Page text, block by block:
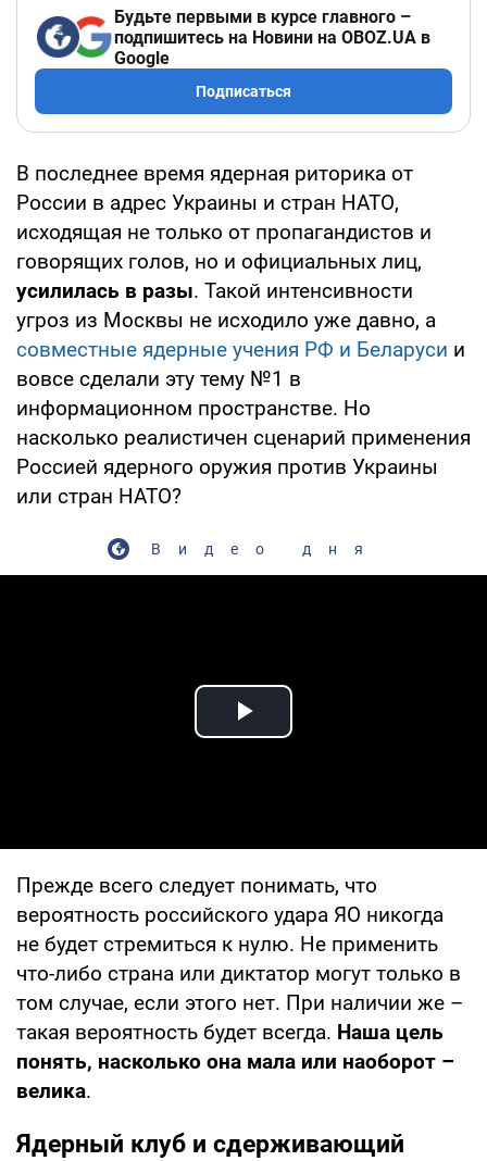
Будьте первыми в курсе главного –
подпишитесь на Новини на OBOZ.UA в
Google
Подписаться
В последнее время ядерная риторика от
России в адрес Украины и стран НАТО,
исходящая не только от пропагандистов и
говорящих голов, но и официальных лиц,
усилилась в разы. Такой интенсивности
угроз из Москвы не исходило уже давно, а
совместные ядерные учения РФ и Беларуси и
вовсе сделали эту тему №1 в
информационном пространстве. Но
насколько реалистичен сценарий применения
Россией ядерного оружия против Украины
или стран НАТО?
Видео дня
Play Video
Прежде всего следует понимать, что
вероятность российского удара ЯО никогда
не будет стремиться к нулю. Не применить
что-либо страна или диктатор могут только в
том случае, если этого нет. При наличии же –
такая вероятность будет всегда. Наша цель
понять, насколько она мала или наоборот –
велика.
Ядерный клуб и сдерживающий